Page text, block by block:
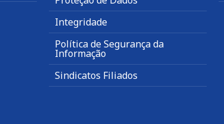
Integridade
Política de Segurança da
Informação
Sindicatos Filiados